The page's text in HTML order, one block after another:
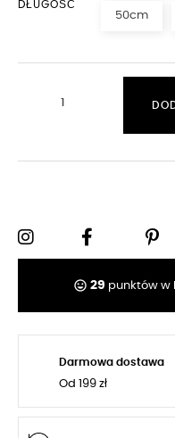
DŁUGOŚĆ
50cm
tag_faces 29 punktów w
Darmowa dostawa
Od 199 zł